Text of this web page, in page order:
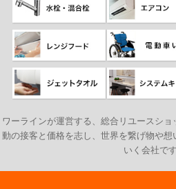
ワーラインが運営する、総合リユースシ
動の接客と価格を志し、世界を繋げ物や
いく会社です